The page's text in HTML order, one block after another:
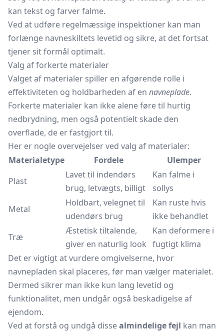
kan tekst og farver falme.
Ved at udføre regelmæssige inspektioner kan man
forlænge navneskiltets levetid og sikre, at det fortsat
tjener sit formål optimalt.
Valg af forkerte materialer
Valget af materialer spiller en afgørende rolle i
effektiviteten og holdbarheden af en navneplade.
Forkerte materialer kan ikke alene føre til hurtig
nedbrydning, men også potentielt skade den
overflade, de er fastgjort til.
Her er nogle overvejelser ved valg af materialer:
Materialetype
Fordele
Ulemper
Plast
Lavet til indendørs
brug, letvægts, billigt
Kan falme i
sollys
Metal
Holdbart, velegnet til
udendørs brug
Kan ruste hvis
ikke behandlet
Træ
Æstetisk tiltalende,
giver en naturlig look
Kan deformere i
fugtigt klima
Det er vigtigt at vurdere omgivelserne, hvor
navnepladen skal placeres, før man vælger materialet.
Dermed sikrer man ikke kun lang levetid og
funktionalitet, men undgår også beskadigelse af
ejendom.
Ved at forstå og undgå dissealmindelige fejl kan man